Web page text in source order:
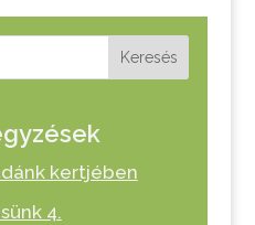
Keresés
kertjében
4.